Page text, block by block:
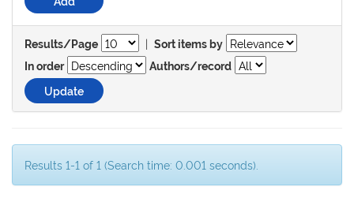
Results/Page | Sort items by
In order
Authors/record
Results 1-1 of 1 (Search time: 0.001 seconds).